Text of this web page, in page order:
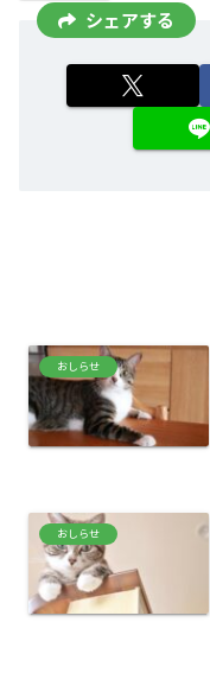
シェアする
おしらせ
おしらせ